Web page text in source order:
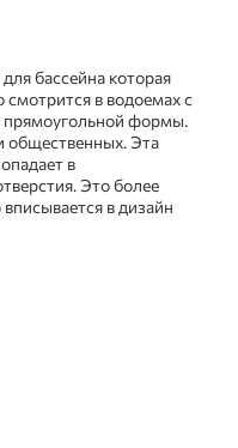
бассейна которая
смотрится в водоемах с
прямоугольной формы.
общественных. Эта
в
Это более
в дизайн